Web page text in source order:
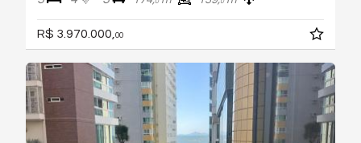
R$ 3.970.000, 00